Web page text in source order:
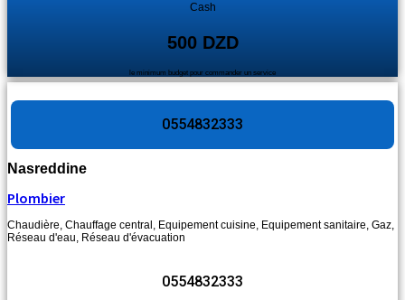
Cash
500 DZD
le minimum budget pour commander un service
0554832333
Nasreddine
Plombier
Chaudière, Chauffage central , Equipement cuisine, Equipement sanitaire, Gaz,
Réseau d'eau, Réseau d'évacuation
0554832333